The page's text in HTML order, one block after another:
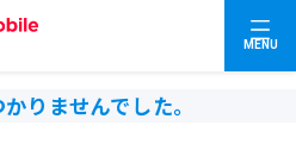
MENU
りませんでした。